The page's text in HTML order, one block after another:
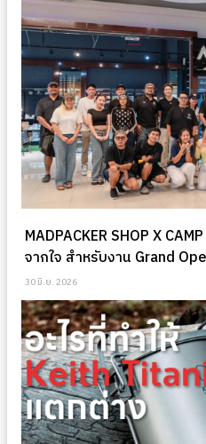
MADPACKER SHOP X
จากใจ สำหรับงาน Grand
30 มิ.ย. 2026